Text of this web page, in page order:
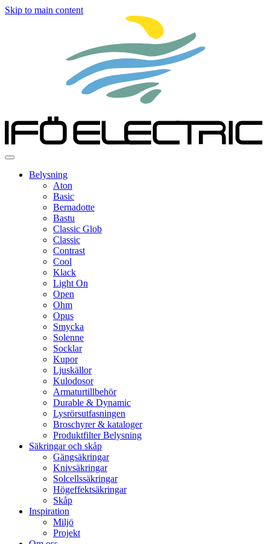
Skip to main content
Belysning
Aton
Basic
Bernadotte
Bastu
Classic Glob
Classic
Contrast
Cool
Klack
Light On
Open
Ohm
Opus
Smycka
Solenne
Socklar
Kupor
Ljuskällor
Kulodosor
Armaturtillbehör
Durable & Dynamic
Lysrörsutfasningen
Broschyrer & kataloger
Produktfilter Belysning
Säkringar och skåp
Gängsäkringar
Knivsäkringar
Solcellssäkringar
Högeffektsäkringar
Skåp
Inspiration
Miljö
Projekt